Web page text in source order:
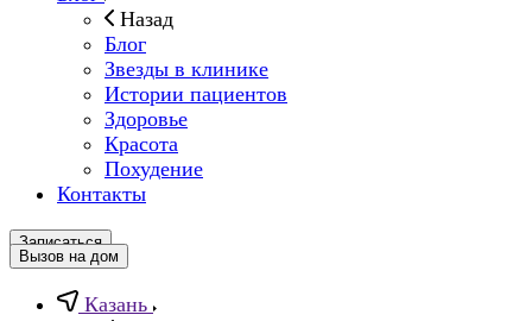
Назад
Блог
Звезды в клинике
Истории пациентов
Здоровье
Красота
Похудение
Контакты
Записаться
Вызов на дом
Казань